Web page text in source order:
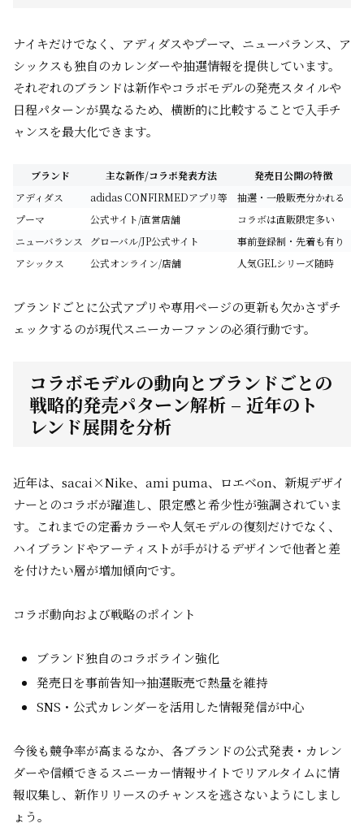
ナイキだけでなく、アディダスやプーマ、ニューバランス、ア
シックスも独自のカレンダーや抽選情報を提供しています。
それぞれのブランドは新作やコラボモデルの発売スタイルや
日程パターンが異なるため、横断的に比較することで入手チ
ャンスを最大化できます。
ブランド 主な新作/コラボ発表方法
発売日公開の特徴
アディダス
adidas CONFIRMEDアプリ等
抽選・一般販売分かれる
プーマ
公式サイト/直営店舗
コラボは直販限定多い
ニューバランス
グローバル/JP公式サイト
事前登録制・先着も有り
アシックス
公式オンライン/店舗 人気GELシリーズ随時
ブランドごとに公式アプリや専用ページの更新も欠かさずチ
ェックするのが現代スニーカーファンの必須行動です。
コラボモデルの動向とブランドごとの
戦略的発売パターン解析 – 近年のト
レンド展開を分析
近年は、sacai×Nike、ami puma、ロエベon、新規デザイ
ナーとのコラボが躍進し、限定感と希少性が強調されていま
す。これまでの定番カラーや人気モデルの復刻だけでなく、
ハイブランドやアーティストが手がけるデザインで他者と差
を付けたい層が増加傾向です。
コラボ動向および戦略のポイント
ブランド独自のコラボライン強化
発売日を事前告知→抽選販売で熱量を維持
SNS・公式カレンダーを活用した情報発信が中心
今後も競争率が高まるなか、各ブランドの公式発表・カレン
ダーや信頼できるスニーカー情報サイトでリアルタイムに情
報収集し、新作リリースのチャンスを逃さないようにしまし
ょう。